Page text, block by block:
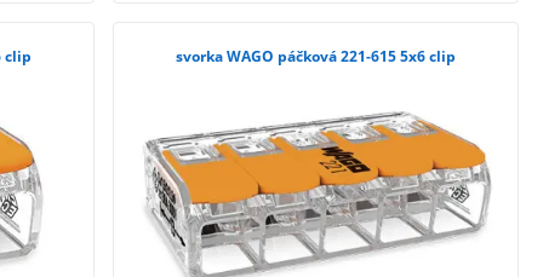
clip svorka WAGO páčková 221-615 5x6 clip